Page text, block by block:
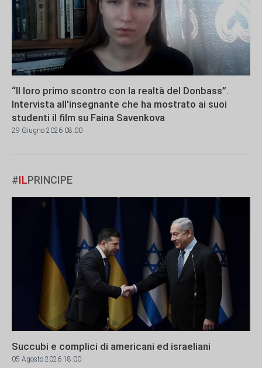
“Il loro primo scontro con la realtà del Donbass”.
Intervista all'insegnante che ha mostrato ai suoi
studenti il film su Faina Savenkova
29 Giugno 2026 08:00
#ILPRINCIPE
Succubi e complici di americani ed israeliani
05 Agosto 2026 18:00